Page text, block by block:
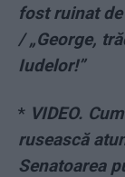
fost ruinat
/ „George,
Iudelor!”
* VIDEO.
rusească
Senatoarea